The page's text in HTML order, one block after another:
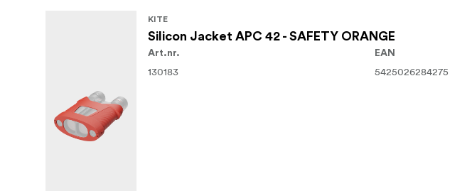
KITE
Silicon Jacket APC 42 - SAFETY ORANGE
Art.nr.
130183
EAN
5425026284275